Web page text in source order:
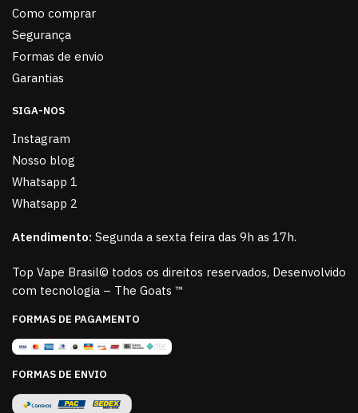
Como comprar
Segurança
Formas de envio
Garantias
SIGA-NOS
Instagram
Nosso blog
Whatsapp 1
Whatsapp 2
Atendimento: Segunda a sexta feira das 9h as 17h.
Top Vape Brasil© todos os direitos reservados, Desenvolvido
com tecnologia – The Goats ™
FORMAS DE PAGAMENTO
FORMAS DE ENVIO